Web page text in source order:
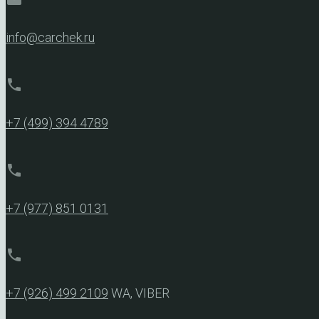
info@carchek.ru
phone
+7 (499) 394 4789
phone
+7 (977) 851 0131
phone
+7 (926) 499 2109 WA, VIBER